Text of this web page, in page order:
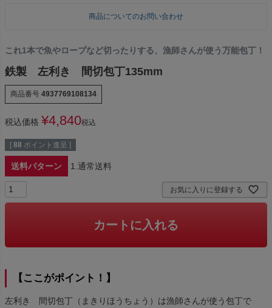
商品についてのお問い合わせ
これ1本で魚やロープなど切ったりする、漁師さんが使う万能包丁！
鉄製 左利き 間切包丁135mm
商品番号 4937769108134
税込価格 ¥4,840税込
[ 88 ポイント進呈 ]
送料パターン 1.通常送料
お気に入りに登録する
カートに入れる
【ここがポイント！】
左利き 間切包丁（まきりほうちょう）は漁師さんが使う包丁で